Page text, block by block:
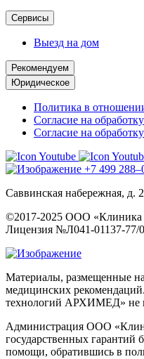
Сервисы
Выезд на дом
Рекомендуем
Юридическое
Политика в
Согласие на
Согласие на
+7 499
Саввинская набережная, д.
©2017-2025 ООО
Лицензия №Л041-01137-77/
Материалы, размещенные на
медицинских
технологий АРХИМЕД» не
Администрация ООО
государственных гарантий
помощи, обратившись в